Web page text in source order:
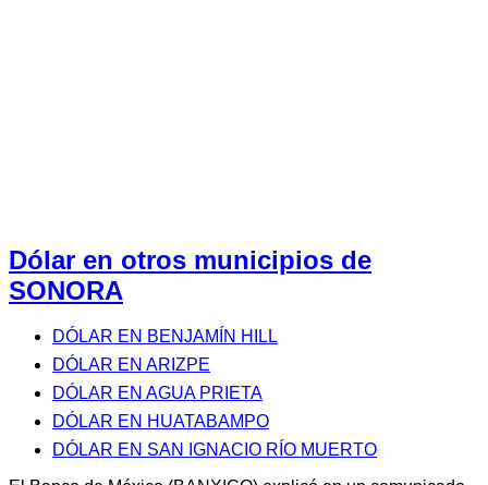
Dólar en otros municipios de
SONORA
DÓLAR EN BENJAMÍN HILL
DÓLAR EN ARIZPE
DÓLAR EN AGUA PRIETA
DÓLAR EN HUATABAMPO
DÓLAR EN SAN IGNACIO RÍO MUERTO